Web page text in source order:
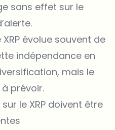
sans effet sur le
XRP évolue souvent de
indépendance en
mais le
prévoir.
le XRP doivent être